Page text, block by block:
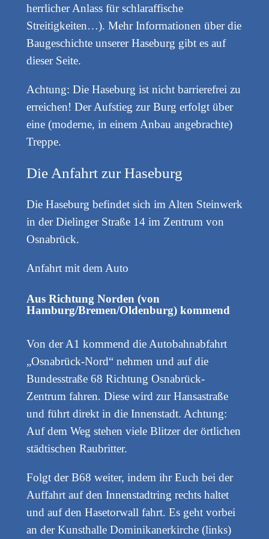
herrlicher Anlass für schlaraffische
Streitigkeiten…). Mehr Informationen über die
Baugeschichte unserer Haseburg gibt es auf
dieser Seite.
Achtung: Die Haseburg ist nicht barrierefrei zu
erreichen! Der Aufstieg zur Burg erfolgt über
eine (moderne, in einem Anbau angebrachte)
Treppe.
Die Anfahrt zur Haseburg
Die Haseburg befindet sich im Alten Steinwerk
in der Dielinger Straße 14 im Zentrum von
Osnabrück.
Anfahrt mit dem Auto
Aus Richtung Norden (von
Hamburg/Bremen/Oldenburg) kommend
Von der A1 kommend die Autobahnabfahrt
„Osnabrück-Nord“ nehmen und auf die
Bundesstraße 68 Richtung Osnabrück-
Zentrum fahren. Diese wird zur Hansastraße
und führt direkt in die Innenstadt. Achtung:
Auf dem Weg stehen viele Blitzer der örtlichen
städtischen Raubritter.
Folgt der B68 weiter, indem ihr Euch bei der
Auffahrt auf den Innenstadtring rechts haltet
und auf den Hasetorwall fahrt. Es geht vorbei
an der Kunsthalle Dominikanerkirche (links)